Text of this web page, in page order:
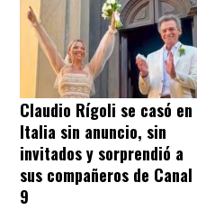
Claudio Rígoli se casó en
Italia sin anuncio, sin
invitados y sorprendió a
sus compañeros de Canal
9